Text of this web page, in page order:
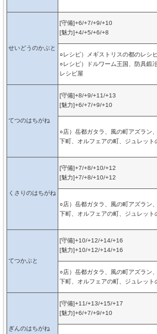
せいどうのかぶと
[守備]+6/+7/+9/+10
[魅力]+4/+5/+6/+8
○レシピ）メギストリスの都のレシ
○レシピ）ドルワーム王国、防具鍛
レシピ屋
てつのはちがね
[守備]+8/+9/+11/+13
[魅力]+6/+7/+9/+10
○店）岳都ガタラ、風の町アズラン
下町、オルフェアの町、ジュレット
くさりのはちがね
[守備]+7/+8/+10/+12
[魅力]+7/+8/+10/+12
○店）岳都ガタラ、風の町アズラン
下町、オルフェアの町、ジュレット
てつかぶと
[守備]+10/+12/+14/+16
[魅力]+10/+12/+14/+16
○店）岳都ガタラ、風の町アズラン
下町、オルフェアの町、ジュレット
ぎんのはちがね
[守備]+11/+13/+15/+17
[魅力]+6/+7/+9/+10